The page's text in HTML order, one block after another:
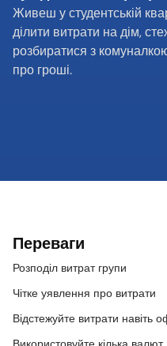
Живеш у студентській
ділити витрати на дім,
розбиратися з
про гроші.
Переваги
Розподіл витрат групи
Чітке уявлення про витрати
Відстежуйте витрати навіть